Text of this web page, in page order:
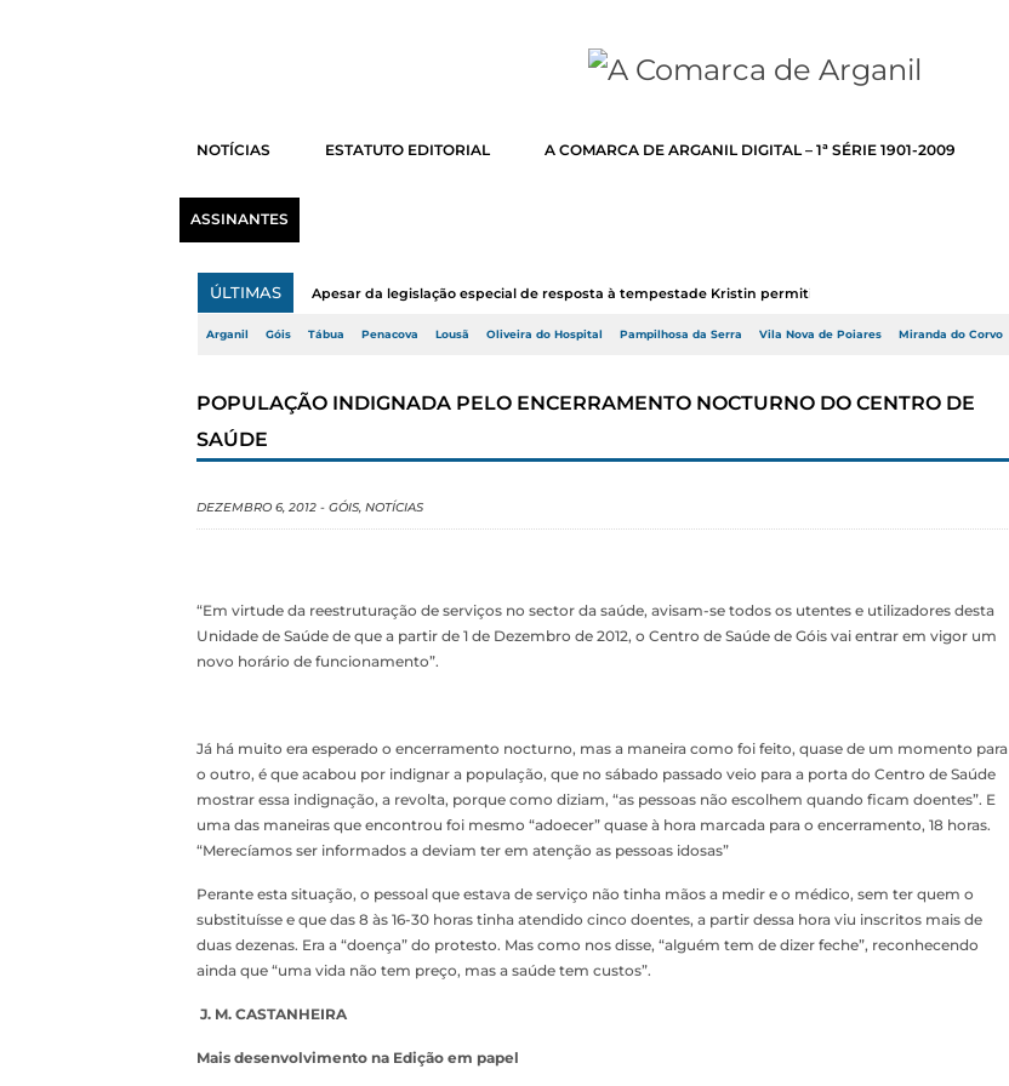
NOTÍCIAS ESTATUTO EDITORIAL A COMARCA DE ARGANIL DIGITAL – 1ª SÉRIE 1901-2009
ASSINANTES
ÚLTIMAS Apesar da legislação especial de resposta à tempestade Kristin permitir a adj...
Arganil Góis Tábua Penacova Lousã Oliveira do Hospital Pampilhosa da Serra Vila Nova de Poiares Miranda do Corvo
POPULAÇÃO INDIGNADA PELO ENCERRAMENTO NOCTURNO DO CENTRO DE
SAÚDE
DEZEMBRO 6, 2012 - GÓIS, NOTÍCIAS
“Em virtude da reestruturação de serviços no sector da saúde, avisam-se todos os utentes e utilizadores desta
Unidade de Saúde de que a partir de 1 de Dezembro de 2012, o Centro de Saúde de Góis vai entrar em vigor um
novo horário de funcionamento”.
Já há muito era esperado o encerramento nocturno, mas a maneira como foi feito, quase de um momento para
o outro, é que acabou por indignar a população, que no sábado passado veio para a porta do Centro de Saúde
mostrar essa indignação, a revolta, porque como diziam, “as pessoas não escolhem quando ficam doentes”. E
uma das maneiras que encontrou foi mesmo “adoecer” quase à hora marcada para o encerramento, 18 horas.
“Merecíamos ser informados a deviam ter em atenção as pessoas idosas”
Perante esta situação, o pessoal que estava de serviço não tinha mãos a medir e o médico, sem ter quem o
substituísse e que das 8 às 16-30 horas tinha atendido cinco doentes, a partir dessa hora viu inscritos mais de
duas dezenas. Era a “doença” do protesto. Mas como nos disse, “alguém tem de dizer feche”, reconhecendo
ainda que “uma vida não tem preço, mas a saúde tem custos”.
J. M. CASTANHEIRA
Mais desenvolvimento na Edição em papel